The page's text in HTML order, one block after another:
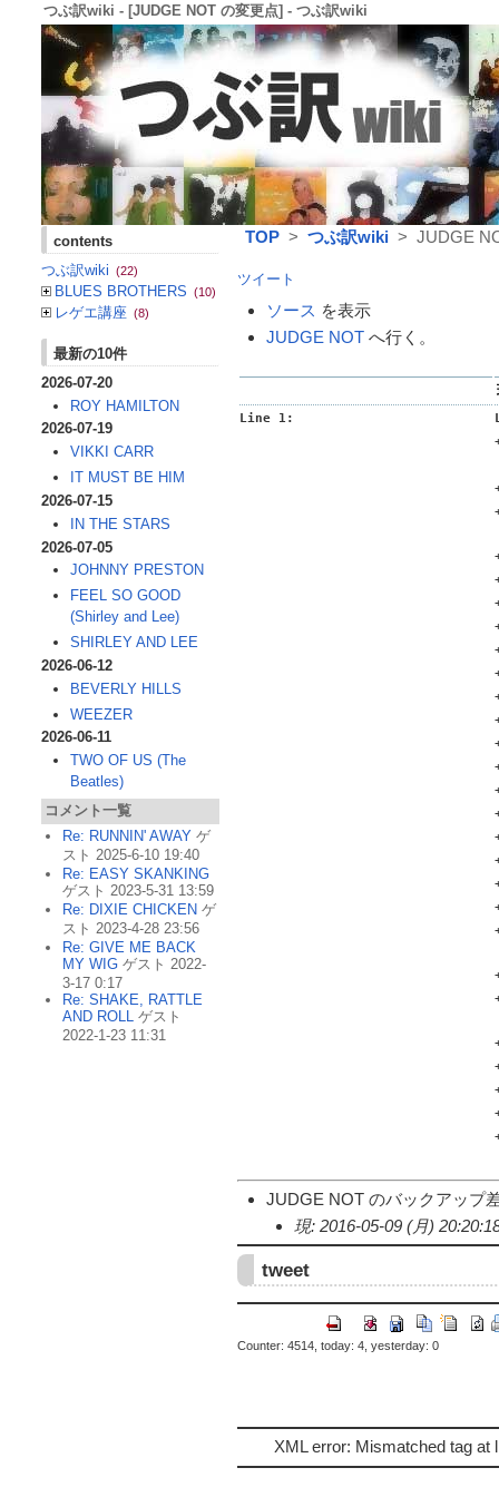
つぶ訳wiki - [JUDGE NOT の変更点] - つぶ訳wiki
TOP > つぶ訳wiki > JUDGE
ツイート
ソース を表示
JUDGE NOTへ行く。
Line 1:
JUDGE NOT のバックアップ
現: 2016-05-09 (月)
tweet
Counter: 4514, today: 4, yesterday: 0
XML error: Mismatched tag at
contents
つぶ訳wiki (22)
BLUES BROTHERS (10)
レゲエ講座 (8)
最新の10件
2026-07-20
ROY HAMILTON
2026-07-19
VIKKI CARR
IT MUST BE HIM
2026-07-15
IN THE STARS
2026-07-05
JOHNNY PRESTON
FEEL SO GOOD
(Shirley and Lee)
SHIRLEY AND LEE
2026-06-12
BEVERLY HILLS
WEEZER
2026-06-11
TWO OF US (The
Beatles)
コメント一覧
Re: RUNNIN' AWAY ゲ
スト 2025-6-10 19:40
Re: EASY SKANKING
ゲスト 2023-5-31 13:59
Re: DIXIE CHICKEN ゲ
スト 2023-4-28 23:56
Re: GIVE ME BACK
MY WIG ゲスト 2022-
3-17 0:17
Re: SHAKE, RATTLE
AND ROLL ゲスト
2022-1-23 11:31